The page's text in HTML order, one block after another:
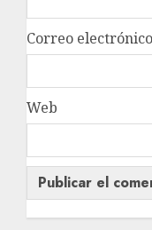
Correo electrónico
Web